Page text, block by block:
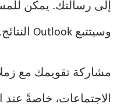
إلى رسالتك. يمكن
وسيتتبع Outlook النتائج.
مشاركة تقويمك مع
الاجتماعات، خاصةً عند